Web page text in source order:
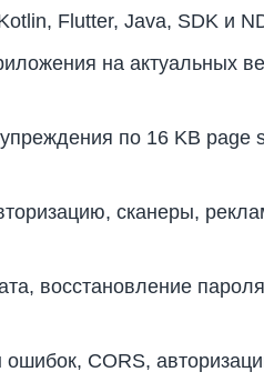
Flutter, Java, SDK и
на актуальных
по 16 KB page
сканеры,
восстановление
CORS,